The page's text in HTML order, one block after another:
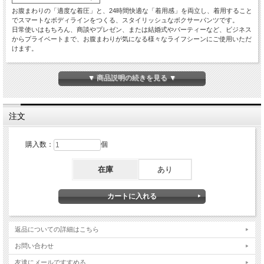
お腹まわりの「適度な着圧」と、24時間快適な「着用感」を両立し、着用すること
でスマートなボディラインをつくる、スタイリッシュなボクサーパンツです。
日常使いはもちろん、商談やプレゼン、または結婚式やパーティーなど、ビジネス
からプライベートまで、お腹まわりが気になる様々なライフシーンにご使用いただ
けます。
■商品スペック
【カラー】
ブラック
【対応ウエストサイズ】
Ｍ:76-84cm L:84-94cm LL:94-104cm
【素材】
蛍光漂白剤入り洗剤は使用しないでください。
洗濯後は形を整えてすぐに干してください。
汗や摩擦により、色移りする恐れがあります。
があります。
▼ 商品説明の続きを見る ▼
注文
購入数： 個
在庫 あり
返品についての詳細はこちら
お問い合わせ
友達にメールですすめる